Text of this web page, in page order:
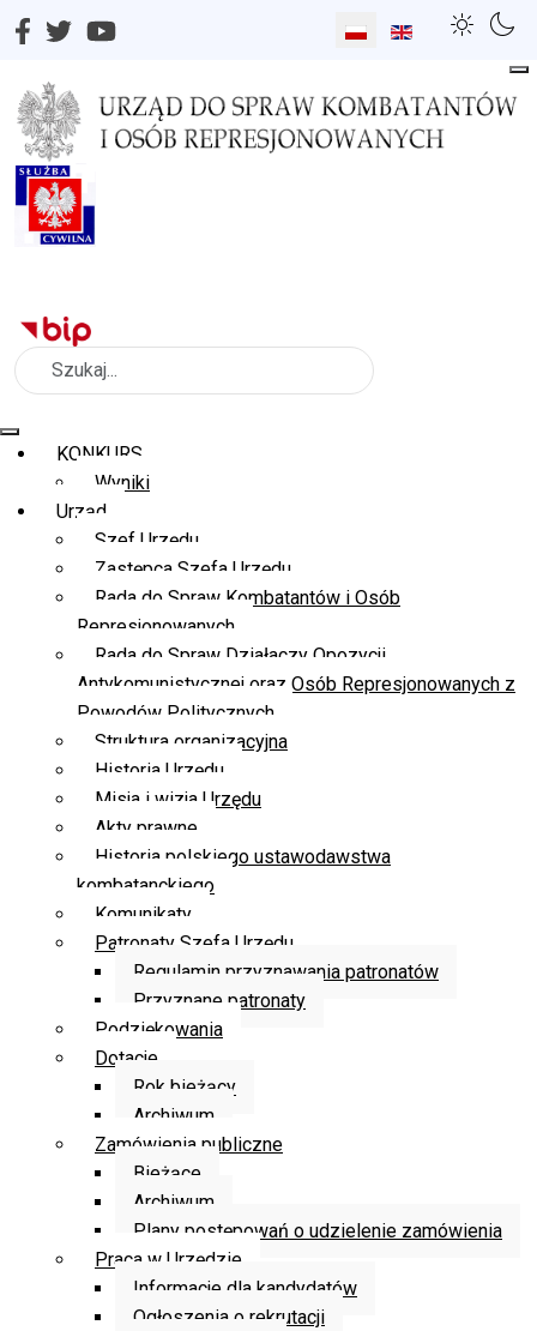
Wybierz swój język
Szukaj
KONKURS
Wyniki
Urząd
Szef Urzędu
Zastępca Szefa Urzędu
Rada do Spraw Kombatantów i Osób
Represjonowanych
Rada do Spraw Działaczy Opozycji
Antykomunistycznej oraz Osób Represjonowanych z
Powodów Politycznych
Struktura organizacyjna
Historia Urzędu
Misja i wizja Urzędu
Akty prawne
Historia polskiego ustawodawstwa
kombatanckiego
Komunikaty
Patronaty Szefa Urzędu
Regulamin przyznawania patronatów
Przyznane patronaty
Podziękowania
Dotacje
Rok bieżący
Archiwum
Zamówienia publiczne
Bieżące
Archiwum
Plany postępowań o udzielenie zamówienia
Praca w Urzędzie
Informacje dla kandydatów
Ogłoszenia o rekrutacji